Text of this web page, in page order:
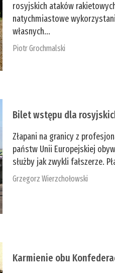
rosyjskich ataków
natychmiastowe
własnych...
Piotr Grochmalski
Bilet wstępu dla
Złapani na granicy z
państw Unii Europejskiej
służby jak zwykli fałszerze.
Grzegorz Wierzchołowski
Karmienie obu